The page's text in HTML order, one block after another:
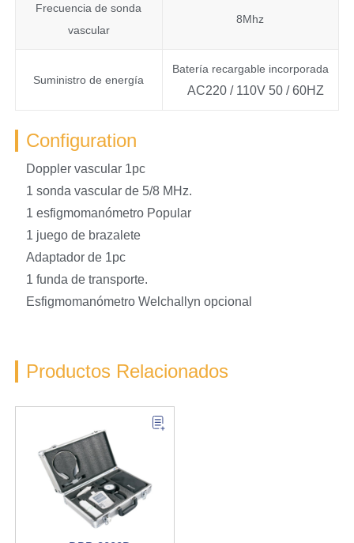
Frecuencia de sonda
vascular
8Mhz
Suministro de energía
Batería recargable incorporada
AC220 / 110V 50 / 60HZ
Configuration
Doppler vascular 1pc
1 sonda vascular de 5/8 MHz.
1 esfigmomanómetro Popular
1 juego de brazalete
Adaptador de 1pc
1 funda de transporte.
Esfigmomanómetro Welchallyn opcional
Productos Relacionados